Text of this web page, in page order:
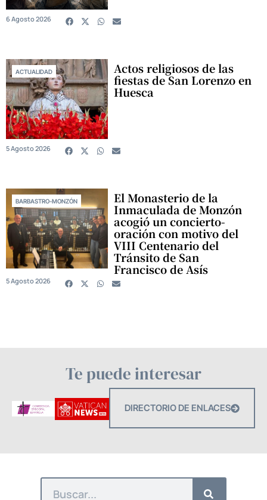
6 Agosto 2026
ACTUALIDAD Actos religiosos de las
fiestas de San Lorenzo en
Huesca
5 Agosto 2026
BARBASTRO-MONZÓN El Monasterio de la
Inmaculada de Monzón
acogió un concierto-
oración con motivo del
VIII Centenario del
Tránsito de San
Francisco de Asís
5 Agosto 2026
Te puede interesar
DIRECTORIO DE ENLACES